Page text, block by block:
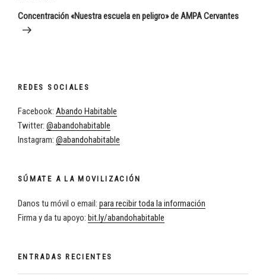
entrada
Concentración «Nuestra escuela en peligro» de AMPA Cervantes
REDES SOCIALES
Facebook: Abando Habitable
Twitter: @abandohabitable
Instagram: @abandohabitable
SÚMATE A LA MOVILIZACIÓN
Danos tu móvil o email: para recibir toda la información
Firma y da tu apoyo: bit.ly/abandohabitable
ENTRADAS RECIENTES